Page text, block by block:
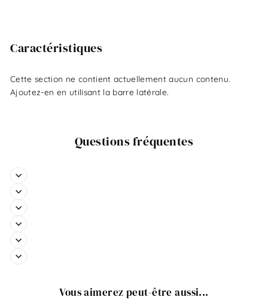
Caractéristiques
Cette section ne contient actuellement aucun contenu.
Ajoutez-en en utilisant la barre latérale.
Questions fréquentes
Vous aimerez peut-être aussi...